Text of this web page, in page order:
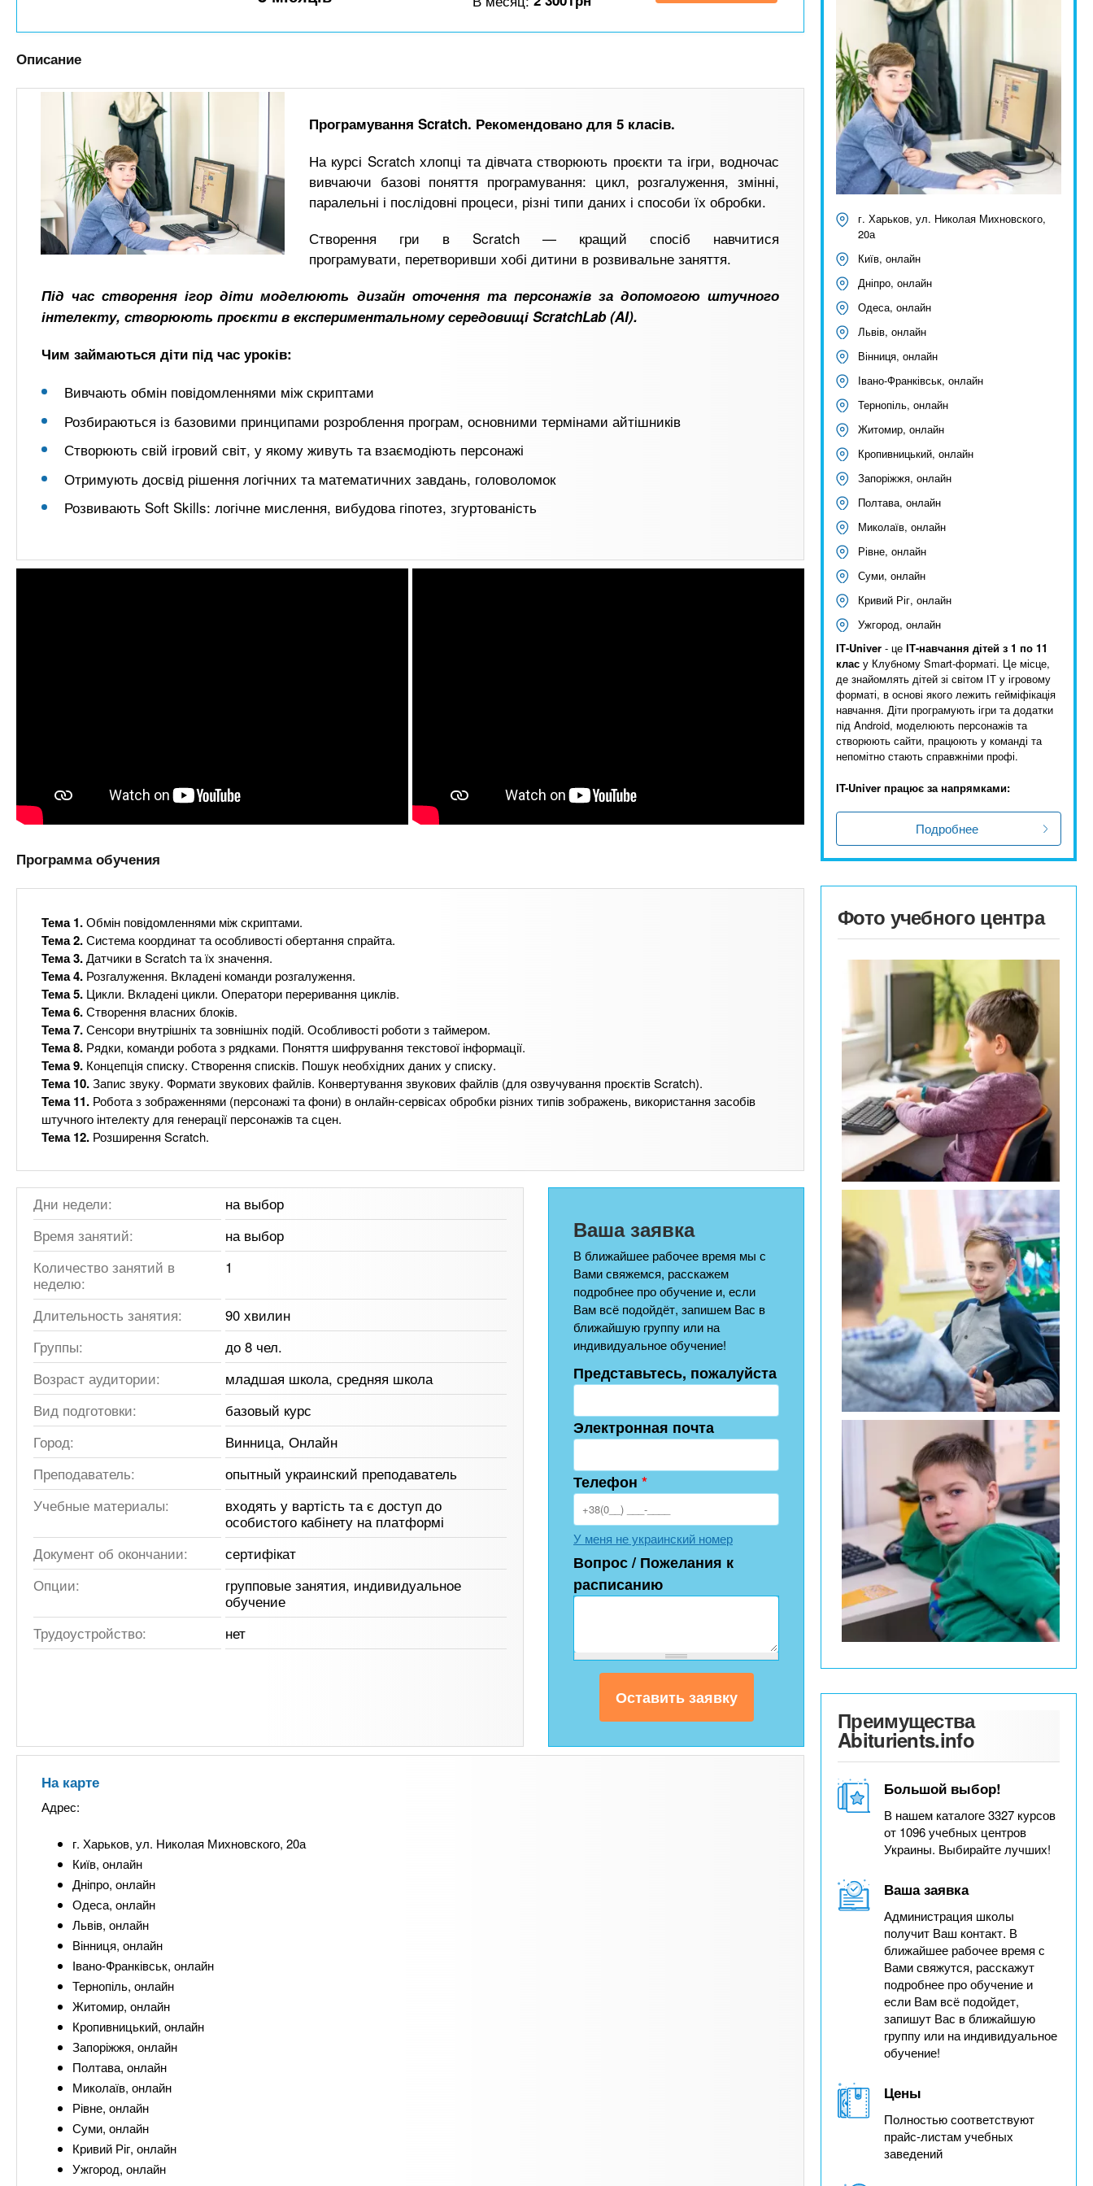
n
t
s
n
o
з
а
Описание
Програмування Scratch. Рекомендовано для 5 класів.
На курсі Scratch хлопці та дівчата створюють проєкти та ігри, водночас
вивчаючи базові поняття програмування: цикл, розгалуження, змінні,
паралельні і послідовні процеси, різні типи даних і способи їх обробки.
Створення гри в Scratch — кращий спосіб навчитися
програмувати, перетворивши хобі дитини в розвивальне заняття.
Під час створення ігор діти моделюють дизайн оточення та персонажів за допомогою штучного
інтелекту, створюють проєкти в експериментальному середовищі ScratchLab (AI).
Чим займаються діти під час уроків:
Вивчають обмін повідомленнями між скриптами
Розбираються із базовими принципами розроблення програм, основними термінами айтішників
Створюють свій ігровий світ, у якому живуть та взаємодіють персонажі
Отримують досвід рішення логічних та математичних завдань, головоломок
Розвивають Soft Skills: логічне мислення, вибудова гіпотез, згуртованість
Программа обучения
Тема 1.Обмін повідомленнями між скриптами.
Тема 2.Система координат та особливості обертання спрайта.
Тема 3.Датчики в Scratch та їх значення.
Тема 4. Розгалуження. Вкладені команди розгалуження.
Тема 5. Цикли. Вкладені цикли. Оператори переривання циклів.
Тема 6.Створення власних блоків.
Тема 7.Сенсори внутрішніх та зовнішніх подій. Особливості роботи з таймером.
Тема 8. Рядки, команди робота з рядками. Поняття шифрування текстової інформації.
Тема 9. Концепція списку. Створення списків. Пошук необхідних даних у списку.
Тема 10.Запис звуку. Формати звукових файлів. Конвертування звукових файлів (для озвучування проєктів Scratch).
Тема 11. Робота з зображеннями (персонажі та фони) в онлайн-сервісах обробки різних типів зображень, використання засобів
штучного інтелекту для генерації персонажів та сцен.
Тема 12. Розширення Scratch.
Дни недели:
на выбор
Время занятий:
на выбор
Количество занятий в
неделю:
1
Длительность занятия:
90 хвилин
Группы:
до 8 чел.
Возраст аудитории:
младшая школа, средняя школа
Вид подготовки:
базовый курс
Город:
Винница, Онлайн
Преподаватель:
опытный украинский преподаватель
Учебные материалы:
входять у вартість та є доступ до
особистого кабінету на платформі
Документ об окончании:
сертифікат
Опции:
групповые занятия, индивидуальное
обучение
Трудоустройство:
нет
Ваша заявка
В ближайшее рабочее время мы с
Вами свяжемся, расскажем
подробнее про обучение и, если
Вам всё подойдёт, запишем Вас в
ближайшую группу или на
индивидуальное обучение!
Представьтесь, пожалуйста
Электронная почта
Телефон *
У меня не украинский номер
Вопрос / Пожелания к
расписанию
На карте
Адрес:
г. Харьков, ул. Николая Михновского, 20а
Київ, онлайн
Дніпро, онлайн
Одеса, онлайн
Львів, онлайн
Вінниця, онлайн
Івано-Франківськ, онлайн
Тернопіль, онлайн
Житомир, онлайн
Кропивницький, онлайн
Запоріжжя, онлайн
Полтава, онлайн
Миколаїв, онлайн
Рівне, онлайн
Суми, онлайн
Кривий Ріг, онлайн
Ужгород, онлайн
г. Харьков, ул. Николая Михновского,
20а
Київ, онлайн
Дніпро, онлайн
Одеса, онлайн
Львів, онлайн
Вінниця, онлайн
Івано-Франківськ, онлайн
Тернопіль, онлайн
Житомир, онлайн
Кропивницький, онлайн
Запоріжжя, онлайн
Полтава, онлайн
Миколаїв, онлайн
Рівне, онлайн
Суми, онлайн
Кривий Ріг, онлайн
Ужгород, онлайн
IТ-Univer - це ІТ-навчання дітей з 1 по 11
клас у Клубному Smart-форматі. Це місце,
де знайомлять дітей зі світом ІТ у ігровому
форматі, в основі якого лежить гейміфікація
навчання. Діти програмують ігри та додатки
під Android, моделюють персонажів та
створюють сайти, працюють у команді та
непомітно стають справжніми профі.
IT-Univer працює за напрямками:
Подробнее
Фото учебного центра
Преимущества
Abiturients.info
Большой выбор!
В нашем каталоге 3327 курсов
от 1096 учебных центров
Украины. Выбирайте лучших!
Ваша заявка
Администрация школы
получит Ваш контакт. В
ближайшее рабочее время с
Вами свяжутся, расскажут
подробнее про обучение и
если Вам всё подойдет,
запишут Вас в ближайшую
группу или на индивидуальное
обучение!
Цены
Полностью соответствуют
прайс-листам учебных
заведений